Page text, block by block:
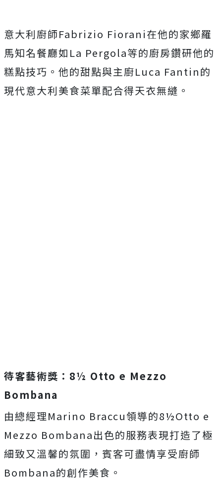
意大利廚師Fabrizio Fiorani在他的家鄉羅
馬知名餐廳如La Pergola等的廚房鑽研他的
糕點技巧。他的甜點與主廚Luca Fantin的
現代意大利美食菜單配合得天衣無縫。
待客藝術獎： 8½ Otto e Mezzo
Bombana
由總經理Marino Braccu領導的8½Otto e
Mezzo Bombana出色的服務表現打造了極
細致又溫馨的氛圍，賓客可盡情享受廚師
Bombana的創作美食。